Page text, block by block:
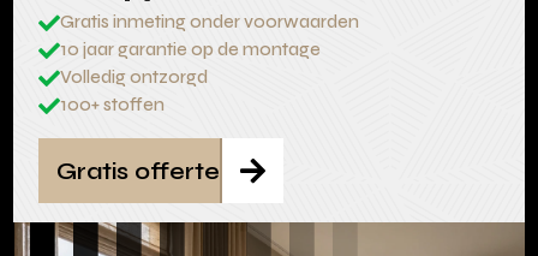
Gratis inmeting onder voorwaarden
10 jaar garantie op de montage
Volledig ontzorgd
100+ stoffen

Gratis offerte